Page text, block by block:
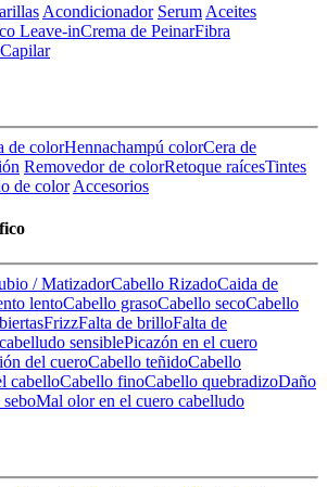
Acondicionador Serum Aceites
Leave-inCrema de PeinarFibra
de colorHennachampú colorCera de
Removedor de colorRetoque raícesTintes
de color Accesorios
/ MatizadorCabello RizadoCaida de
lentoCabello grasoCabello secoCabello
FrizzFalta de brilloFalta de
sensiblePicazón en el cuero
del cueroCabello teñidoCabello
cabelloCabello finoCabello quebradizoDaño
Mal olor en el cuero cabelludo